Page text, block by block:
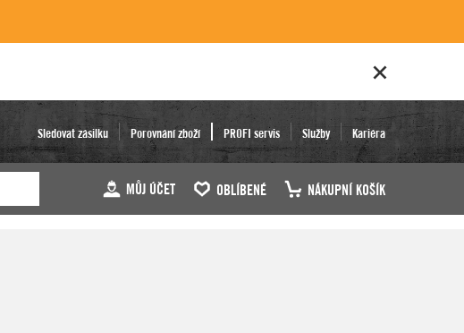
Sledovat zásilku Porovnání zboží PROFI servis Služby Kariéra
MŮJ ÚČET OBLÍBENÉ NÁKUPNÍ KOŠÍK